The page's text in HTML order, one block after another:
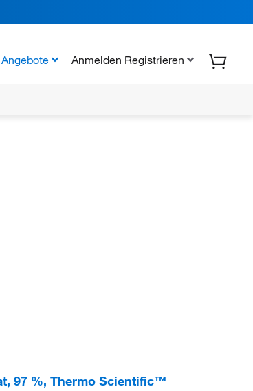
Angebote Anmelden Registrieren
97 %, Thermo Scientific™